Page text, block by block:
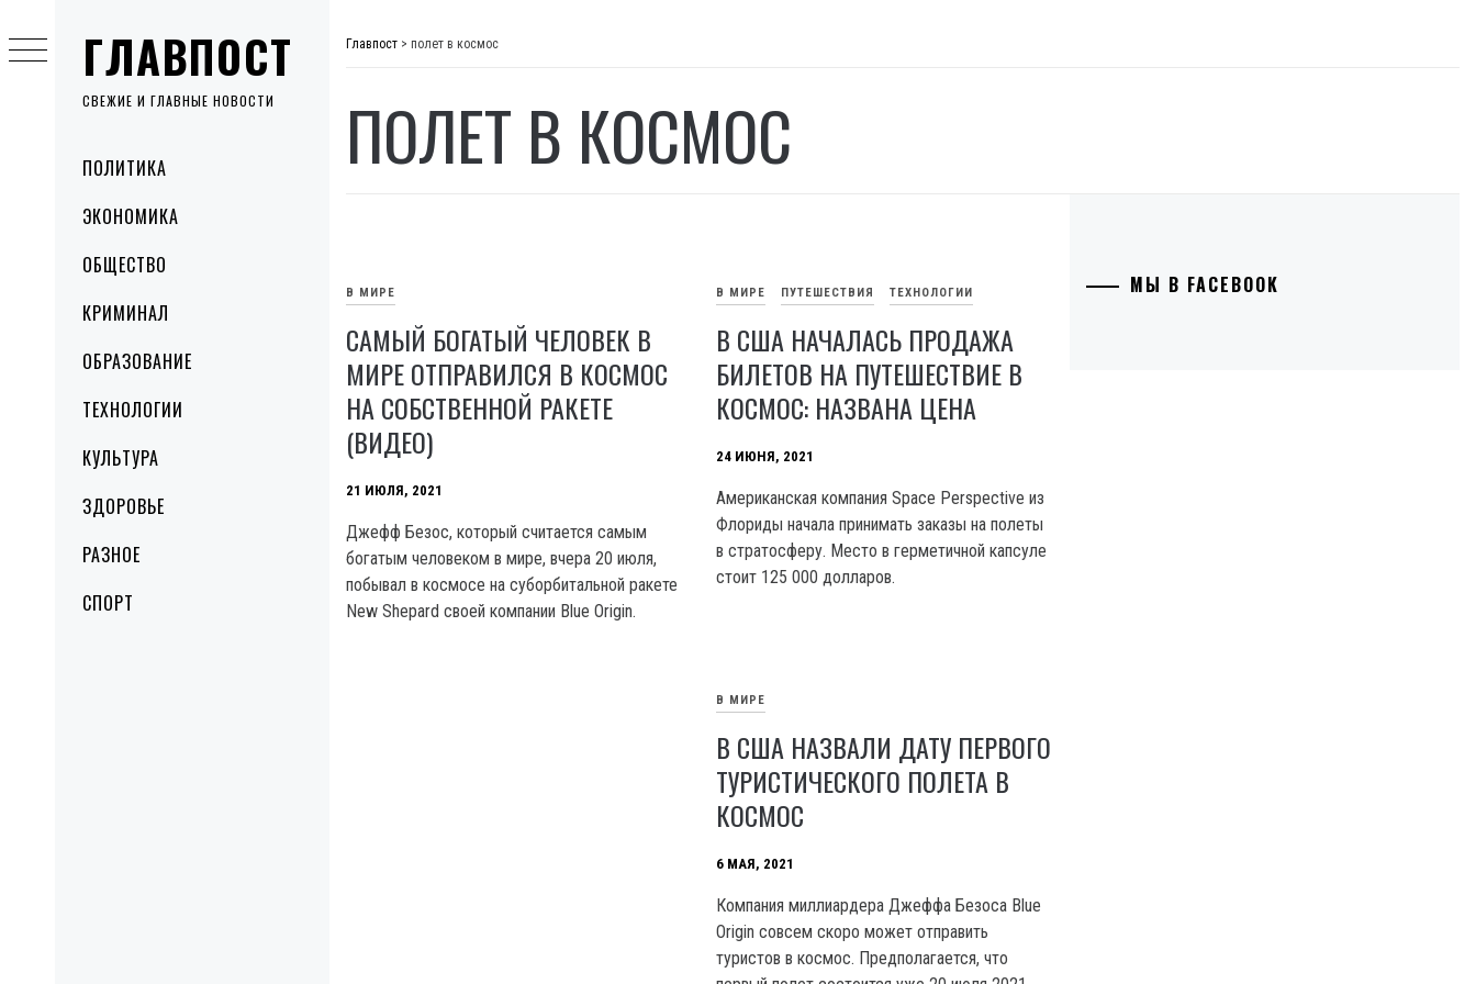
ГЛАВПОСТ
СВЕЖИЕ И ГЛАВНЫЕ НОВОСТИ
MenuПОЛИТИКА
ЭКОНОМИКА
ОБЩЕСТВО
КРИМИНАЛ
ОБРАЗОВАНИЕ
ТЕХНОЛОГИИ
КУЛЬТУРА
ЗДОРОВЬЕ
РАЗНОЕ
СПОРТ
to
content
Главпост > полет в космос
ПОЛЕТ В КОСМОС
В МИРЕ
САМЫЙ БОГАТЫЙ ЧЕЛОВЕК В
МИРЕ ОТПРАВИЛСЯ В КОСМОС
НА СОБСТВЕННОЙ РАКЕТЕ
(ВИДЕО)
21 ИЮЛЯ, 2021
Джефф Безос, который считается самым
богатым человеком в мире, вчера 20 июля,
побывал в космосе на суборбитальной ракете
New Shepard своей компании Blue Origin.
В МИРЕ ПУТЕШЕСТВИЯ ТЕХНОЛОГИИ
В США НАЧАЛАСЬ ПРОДАЖА
БИЛЕТОВ НА ПУТЕШЕСТВИЕ В
КОСМОС: НАЗВАНА ЦЕНА
24 ИЮНЯ, 2021
Американская компания Space Perspective из
Флориды начала принимать заказы на полеты
в стратосферу. Место в герметичной капсуле
стоит 125 000 долларов.
В МИРЕ
В США НАЗВАЛИ ДАТУ ПЕРВОГО
ТУРИСТИЧЕСКОГО ПОЛЕТА В
КОСМОС
6 МАЯ, 2021
Компания миллиардера Джеффа Безоса Blue
Origin совсем скоро может отправить
туристов в космос. Предполагается, что
МЫ В FACEBOOK